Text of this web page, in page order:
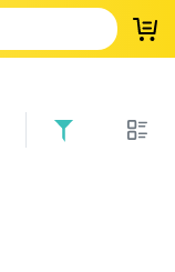
登